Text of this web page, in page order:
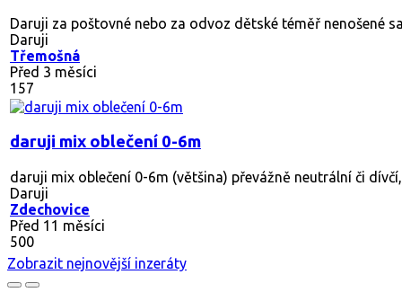
Daruji za poštovné nebo za odvoz dětské téměř nenošené
Daruji
Třemošná
Před 3 měsíci
157
daruji mix oblečení 0-6m
daruji mix oblečení 0-6m (většina) převážně neutrální či
Daruji
Zdechovice
Před 11 měsíci
500
Zobrazit nejnovější inzeráty